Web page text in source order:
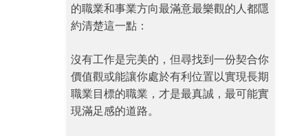
的職業和事業方向最滿意最樂觀的人都隱
約清楚這一點：
沒有工作是完美的，但尋找到一份契合你
價值觀或能讓你處於有利位置以實現長期
職業目標的職業，才是最真誠，最可能實
現滿足感的道路。